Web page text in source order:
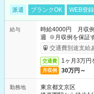
派遣 ブランクOK WEB登
給与
時給4000円 月収
週 ※月収例を保証
ービス利用可（利用
交通費別途支給
交通費 1ヶ月3万円
月収例 30万円～
勤務地
東京都文京区